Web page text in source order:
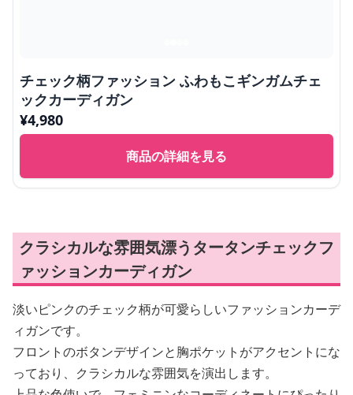
チェック柄ファッション ふわもこギンガムチェ
ックカーディガン
¥4,980
商品の詳細を見る
クラシカルな雰囲気漂うタータンチェックフ
ァッションカーディガン
淡いピンクのチェック柄が可愛らしいファッションカーデ
ィガンです。
フロントのボタンデザインと胸ポケットがアクセントにな
っており、クラシカルな雰囲気を演出します。